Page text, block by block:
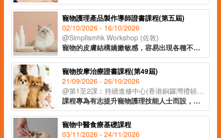
寵物護理產品製作導師證書課程(第五屆)
02/10/2026 - 16/10/2026
@Simplismhk Workshop (佐敦)
寵物的皮膚結構嬌嫩敏感，容易出現各種不適症狀，而市面上常見的寵物護理產品往往含有化學添加劑及潛在致敏成分，長期使用可能對愛寵的健康造成影響。課程將會教授常見的寵物致敏源，以及不同寵物友善的原材料。學員將於課堂上製作十款天然低敏的寵物護理產品，適合寵物飼主、從事寵物相關行業人士及有意投身導師行業人士報讀。
寵物按摩治療證書課程(第49屆)
21/09/2026 - 26/10/2026
@第1至2課︰持續進修中心(香港銅鑼灣禮頓道119號公理堂大樓21-23樓)
課程專為有志提升寵物護理技能人士而設，透過系統化培訓，讓學員掌握寵物按摩治療的基礎理論與實務技巧。課程結合寵物解剖學與經絡概念，教授安全而有效的按摩手法，有助促進寵物血液循環及新陳代謝，舒緩肌肉緊張與壓力。按摩亦有助安撫寵物情緒，改善行為問題，增進主人與寵物之間的信任與連結。課程設有實習環節，讓學員在導師指導下進行實務練習，鞏固所學。
寵物中醫食療基礎課程
03/11/2026 - 24/11/2026